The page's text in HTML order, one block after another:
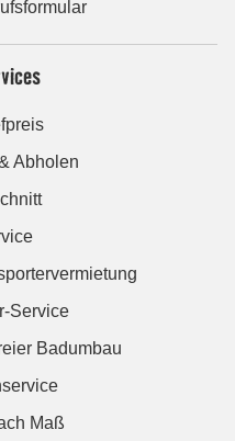
Abholen
Service
Badumbau
Maß